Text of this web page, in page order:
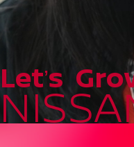
Letʼs